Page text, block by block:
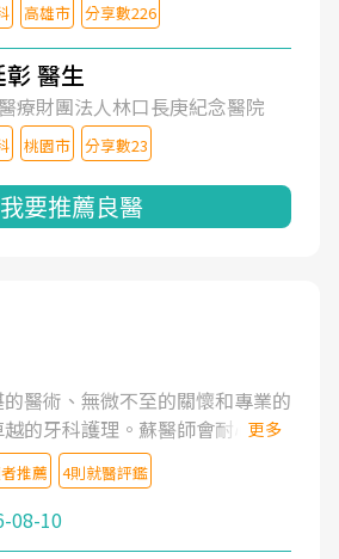
高雄市 分享數226
彰 醫生
療財團法人林口長庚紀念醫院
桃園市 分享數23
我要推薦良醫
醫術、無微不至的關懷和專業的
的牙科護理。蘇醫師會耐心了解
釋治療方案，並營造舒適溫馨的
鼓勵我維護口腔健康。坦誠的說
的牙醫。蘇醫師的醫護團隊也是
更多
推薦 4則就醫評鑑
08-10